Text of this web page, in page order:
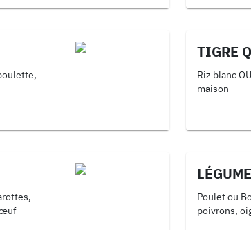
TIGRE
Riz blanc
maison
œuf
Poulet ou
poivrons,